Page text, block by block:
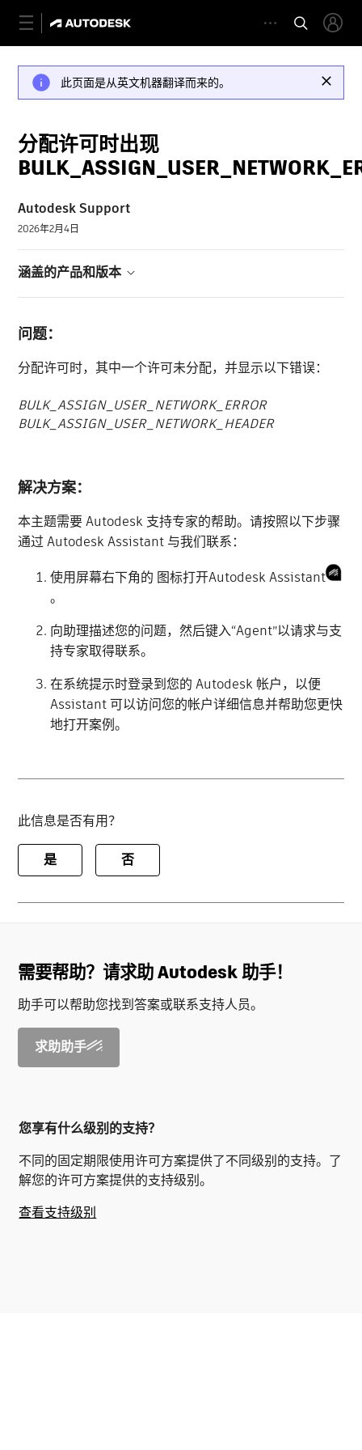
此页面是从英文机器翻译而来的。
分配许可时出现
Autodesk Support
2026年2月4日
涵盖的产品和版本
问题：
分配许可时，其中一个许可未分配，并显示以下错误：
BULK_ASSIGN_USER_NETWORK_ERROR
BULK_ASSIGN_USER_NETWORK_HEADER
解决方案：
本主题需要 Autodesk 支持专家的帮助。请按照以下步骤
通过 Autodesk Assistant 与我们联系：
使用屏幕右下角的 图标打开Autodesk Assistant
。
向助理描述您的问题，然后键入“Agent”以请求与支
持专家取得联系。
在系统提示时登录到您的 Autodesk 帐户，以便
Assistant 可以访问您的帐户详细信息并帮助您更快
地打开案例。
此信息是否有用？
是 否
需要帮助？请求助 Autodesk 助手！
助手可以帮助您找到答案或联系支持人员。
求助助手
您享有什么级别的支持？
不同的固定期限使用许可方案提供了不同级别的支持。了
解您的许可方案提供的支持级别。
查看支持级别